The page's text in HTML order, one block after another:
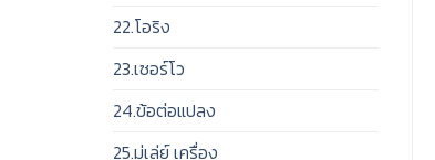
22.โอริง
23.เซอร์โว
24.ข้อต่อแปลง
25.มู่เล่ย์ เครื่อง